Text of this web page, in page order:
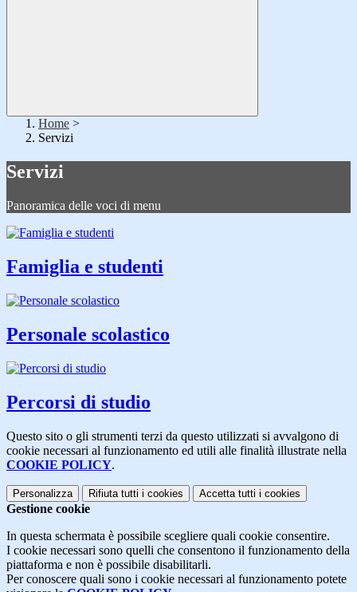
Home >
Servizi
Servizi
Panoramica delle voci di menu
Famiglia e studenti
Personale scolastico
Percorsi di studio
Questo sito o gli strumenti terzi da questo utilizzati si avvalgono di
cookie necessari al funzionamento ed utili alle finalità illustrate nella
COOKIE POLICY.
Personalizza Rifiuta tutti i cookies Accetta tutti i cookies
Gestione cookie
In questa schermata è possibile scegliere quali cookie consentire.
I cookie necessari sono quelli che consentono il funzionamento della
piattaforma e non è possibile disabilitarli.
Per conoscere quali sono i cookie necessari al funzionamento potete